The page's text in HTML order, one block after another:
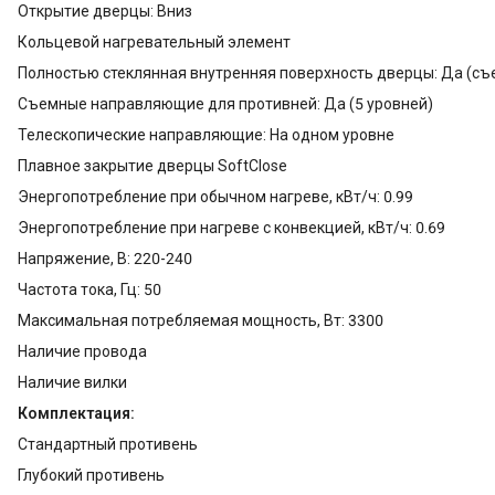
Открытие дверцы: Вниз
Кольцевой нагревательный элемент
Полностью стеклянная внутренняя поверхность дверцы: Да
Съемные направляющие для противней: Да (5 уровней)
Телескопические направляющие: На одном уровне
Плавное закрытие дверцы SoftClose
Энергопотребление при обычном нагреве, кВт/ч: 0.99
Энергопотребление при нагреве с конвекцией, кВт/ч: 0.69
Напряжение, В: 220-240
Частота тока, Гц: 50
Максимальная потребляемая мощность, Вт: 3300
Наличие провода
Наличие вилки
Комплектация:
Стандартный противень
Глубокий противень